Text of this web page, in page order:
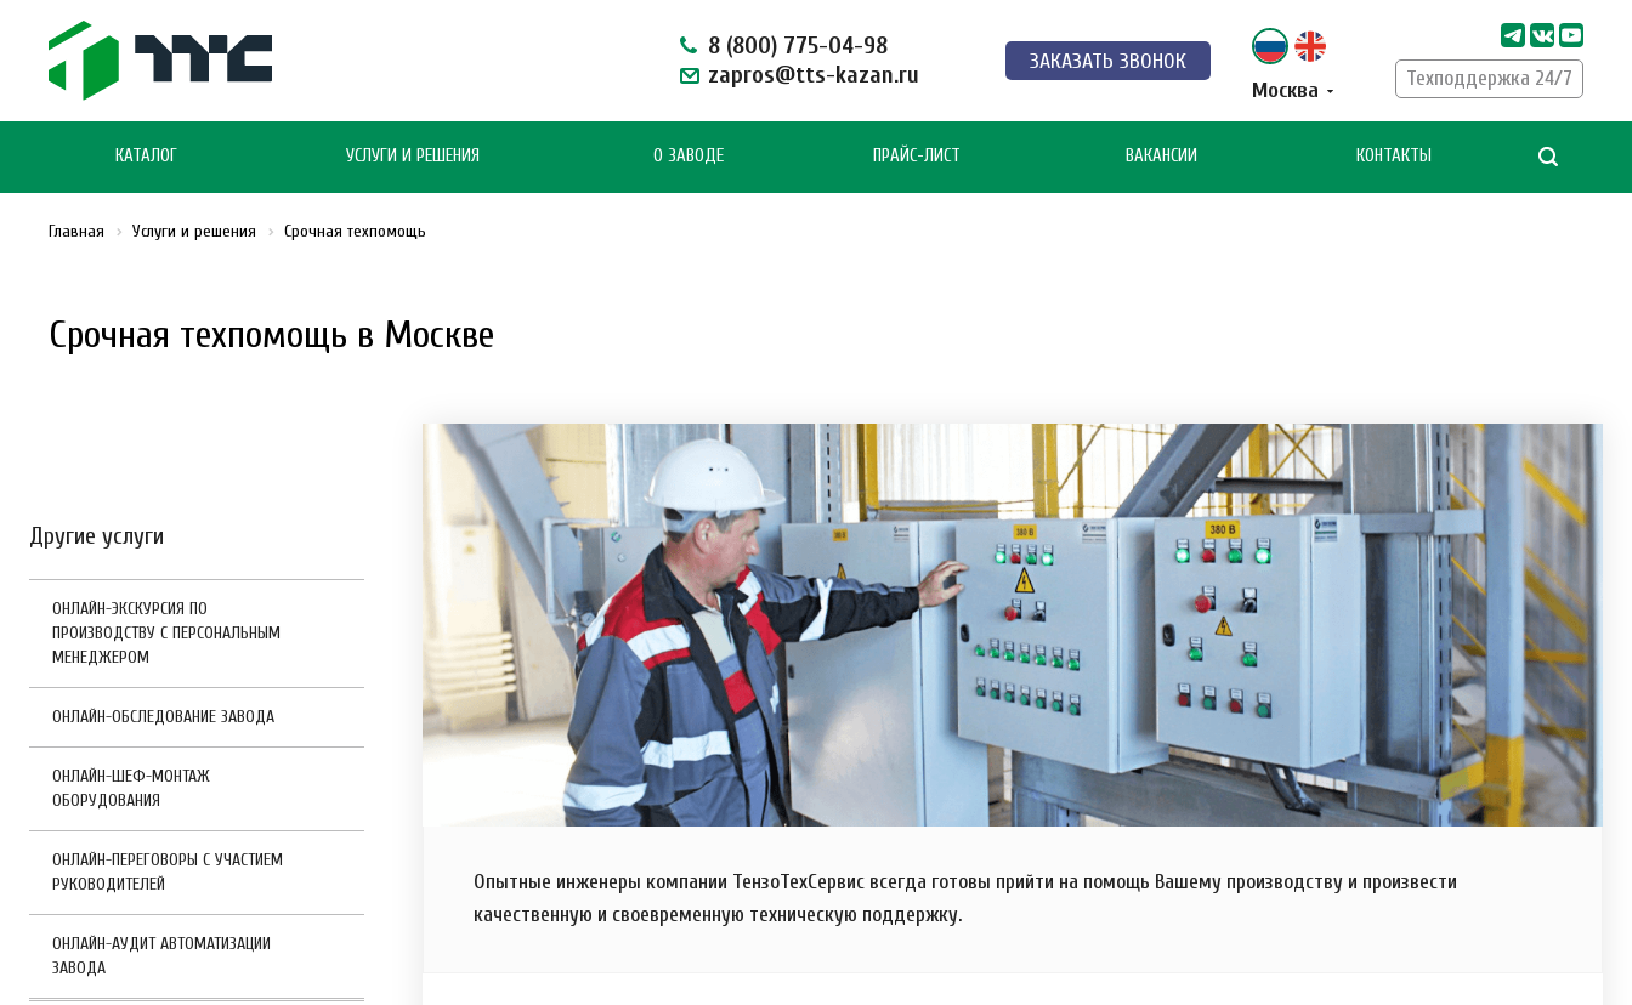
8 (800) 775-04-98
zapros@tts-kazan.ru
ЗАКАЗАТЬ ЗВОНОК
Москва
Техподдержка 24/7
КАТАЛОГ УСЛУГИ И РЕШЕНИЯ О ЗАВОДЕ ПРАЙС-ЛИСТ ВАКАНСИИ КОНТАКТЫ
Срочная техпомощь в Москве
Главная Услуги и решения Срочная техпомощь
Опытные инженеры компании ТензоТехСервис всегда готовы прийти на помощь Вашему производству и произвести
качественную и своевременную техническую поддержку.
Другие услуги
ОНЛАЙН-ЭКСКУРСИЯ ПО
ПРОИЗВОДСТВУ С ПЕРСОНАЛЬНЫМ
МЕНЕДЖЕРОМ
ОНЛАЙН-ОБСЛЕДОВАНИЕ ЗАВОДА
ОНЛАЙН-ШЕФ-МОНТАЖ
ОБОРУДОВАНИЯ
ОНЛАЙН-ПЕРЕГОВОРЫ С УЧАСТИЕМ
РУКОВОДИТЕЛЕЙ
ОНЛАЙН-АУДИТ АВТОМАТИЗАЦИИ
ЗАВОДА